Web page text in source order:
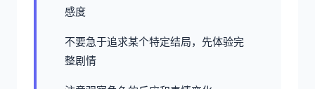
感度
不要急于追求某个特定结局，先体验完
整剧情